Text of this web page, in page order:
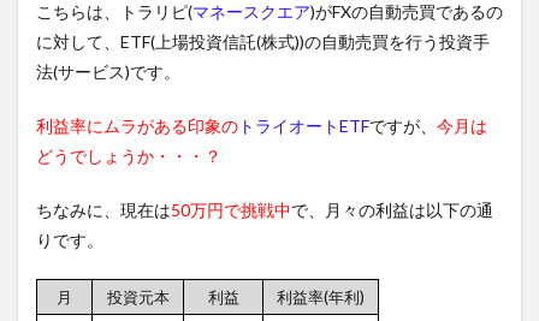
こちらは、トラリピ(マネースクエア)がFXの自動売買であるの
に対して、ETF(上場投資信託(株式))の自動売買を行う投資手
法(サービス)です。
利益率にムラがある印象の トライオートETFですが、 今月は
どうでしょうか・・・？
ちなみに、現在は50万円で挑戦中で、月々の利益は以下の通
りです。
月 投資元本 利益
利益率(年利)